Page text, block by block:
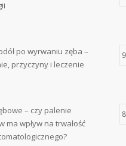
po wyrwaniu zęba –
przyczyny i leczenie
– czy palenie
ma wpływ na trwałość